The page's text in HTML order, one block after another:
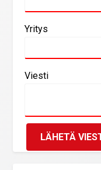
Yritys
Viesti